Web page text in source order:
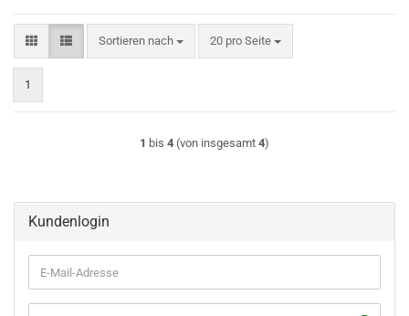
Sortieren nach
Sortieren nach 20 pro Seite
pro Seite
1
1 bis 4 (von insgesamt 4)
Kundenlogin
E-
Mail-
Adresse